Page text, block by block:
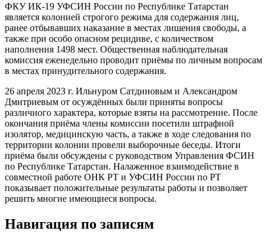
ФКУ ИК-19 УФСИН России по Республике Татарстан
является колонией строгого режима для содержания лиц,
ранее отбывавших наказание в местах лишения свободы, а
также при особо опасном рецидиве, с количеством
наполнения 1498 мест. Общественная наблюдательная
комиссия еженедельно проводит приёмы по личным вопросам
в местах принудительного содержания.
26 апреля 2023 г. Ильнуром Сатдиновым и Александром
Дмитриевым от осуждённых были приняты вопросы
различного характера, которые взяты на рассмотрение. После
окончания приёма члены комиссии посетили штрафной
изолятор, медицинскую часть, а также в ходе следования по
территории колонии провели выборочные беседы. Итоги
приёма были обсуждены с руководством Управления ФСИН
по Республике Татарстан. Налаженное взаимодействие в
совместной работе ОНК РТ и УФСИН России по РТ
показывает положительные результаты работы и позволяет
решить многие имеющиеся вопросы.
Навигация по записям